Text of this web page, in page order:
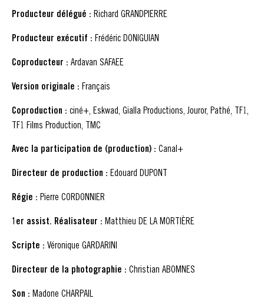
Producteur délégué : Richard GRANDPIERRE
Producteur exécutif : Frédéric DONIGUIAN
Coproducteur : Ardavan SAFAEE
Version originale : Français
Coproduction : ciné+, Eskwad, Gialla Productions, Jouror, Pathé, TF1,
TF1 Films Production, TMC
Avec la participation de (production) : Canal+
Directeur de production : Edouard DUPONT
Régie : Pierre CORDONNIER
1er assist. Réalisateur : Matthieu DE LA MORTIÈRE
Scripte : Véronique GARDARINI
Directeur de la photographie : Christian ABOMNES
Son : Madone CHARPAIL